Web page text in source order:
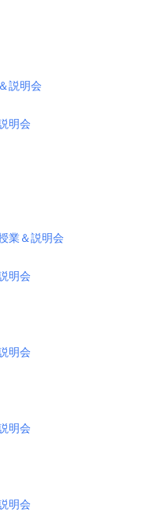
説明会
明会
業＆説明会
明会
明会
明会
明会